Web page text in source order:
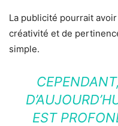
La publicité pourrait
créativité et de
simple.
EST